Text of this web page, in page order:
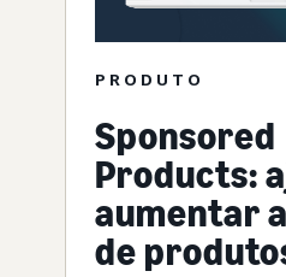
PRODUTO
Sponsored
Products:
aumentar
de